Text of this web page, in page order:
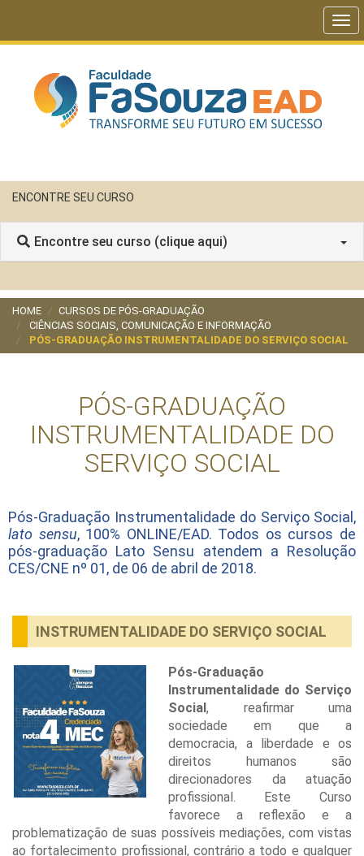
ENCONTRE SEU CURSO
Encontre seu curso (clique aqui)
HOME
CURSOS DE PÓS-GRADUAÇÃO
CIÊNCIAS SOCIAIS, COMUNICAÇÃO E INFORMAÇÃO
PÓS-GRADUAÇÃO INSTRUMENTALIDADE DO SERVIÇO SOCIAL
PÓS-GRADUAÇÃO
INSTRUMENTALIDADE DO
SERVIÇO SOCIAL
Pós-Graduação Instrumentalidade do Serviço Social,
lato sensu, 100% ONLINE/EAD. Todos os cursos de
pós-graduação Lato Sensu atendem a Resolução
CES/CNE nº 01, de 06 de abril de 2018.
INSTRUMENTALIDADE DO SERVIÇO SOCIAL
Pós-Graduação
Instrumentalidade do Serviço
Social, reafirmar uma
sociedade em que a
democracia, a liberdade e os
direitos humanos são
direcionadores da atuação
profissional. Este Curso
favorece a reflexão e a
problematização de suas possíveis mediações, com vistas
ao fortalecimento profissional, contrário a todo e qualquer